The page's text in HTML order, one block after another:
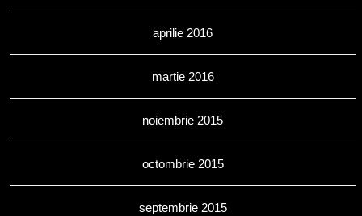
aprilie 2016
martie 2016
noiembrie 2015
octombrie 2015
septembrie 2015